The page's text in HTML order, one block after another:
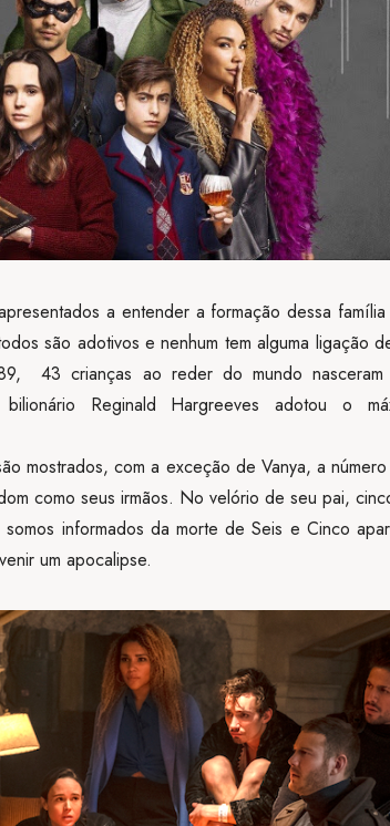
a entender a formação dessa
são adotivos e nenhum tem alguma ligação
43 crianças ao reder do mundo
Reginald Hargreeves adotou o
mostrados, com a exceção de Vanya, a
como seus irmãos. No velório de seu pai,
informados da morte de Seis e Cinco
um apocalipse.